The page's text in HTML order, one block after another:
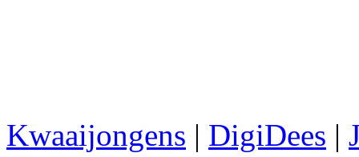
Kwaaijongens | DigiDees |